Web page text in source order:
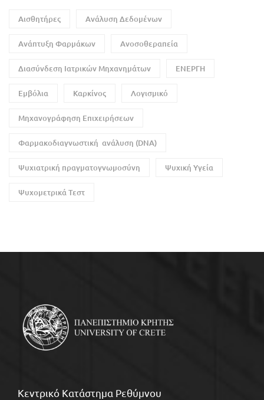
Αισθητήρες Ανάλυση Δεδομένων
Ανάπτυξη Φαρμάκων Ανοσοθεραπεία
Διασύνδεση Ιατρικών Μηχανημάτων ΕΝΕΡΓΗ
Εμβόλια Καρκίνος Λογισμικό
Μηχανογράφηση Επιχειρήσεων
Φαρμακοδιαγνωστική ανάλυση (DNA)
Ψυχιατρική πραγματογνωμοσύνη Ψυχική Υγεία
Ψυχομετρικά Τεστ
Κεντρικό Κατάστημα Ρεθύμνου